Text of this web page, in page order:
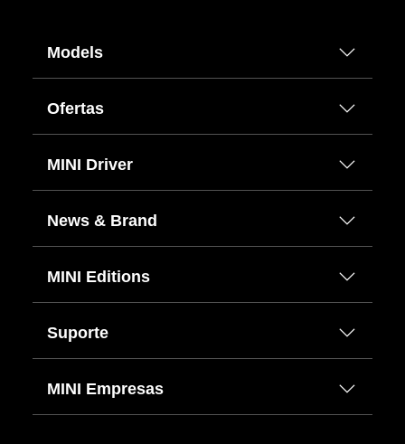
Models
Ofertas
MINI Driver
News & Brand
MINI Editions
Suporte
MINI Empresas